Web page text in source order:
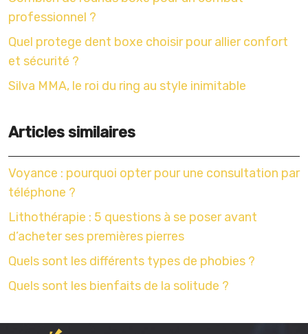
professionnel ?
Quel protege dent boxe choisir pour allier confort
et sécurité ?
Silva MMA, le roi du ring au style inimitable
Articles similaires
Voyance : pourquoi opter pour une consultation par
téléphone ?
Lithothérapie : 5 questions à se poser avant
d’acheter ses premières pierres
Quels sont les différents types de phobies ?
Quels sont les bienfaits de la solitude ?